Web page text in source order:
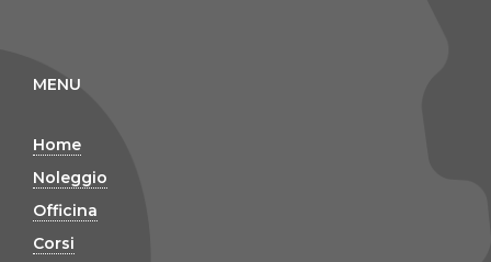
MENU
Home
Noleggio
Officina
Corsi